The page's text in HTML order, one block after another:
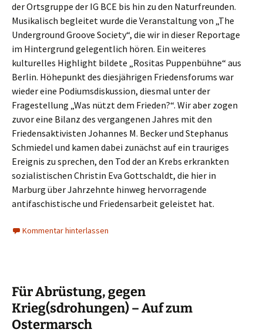
der Ortsgruppe der IG BCE bis hin zu den Naturfreunden.
Musikalisch begleitet wurde die Veranstaltung von „The
Underground Groove Society“, die wir in dieser Reportage
im Hintergrund gelegentlich hören. Ein weiteres
kulturelles Highlight bildete „Rositas Puppenbühne“ aus
Berlin. Höhepunkt des diesjährigen Friedensforums war
wieder eine Podiumsdiskussion, diesmal unter der
Fragestellung „Was nützt dem Frieden?“. Wir aber zogen
zuvor eine Bilanz des vergangenen Jahres mit den
Friedensaktivisten Johannes M. Becker und Stephanus
Schmiedel und kamen dabei zunächst auf ein trauriges
Ereignis zu sprechen, den Tod der an Krebs erkrankten
sozialistischen Christin Eva Gottschaldt, die hier in
Marburg über Jahrzehnte hinweg hervorragende
antifaschistische und Friedensarbeit geleistet hat.
Kommentar hinterlassen
Für Abrüstung, gegen
Krieg(sdrohungen) – Auf zum
Ostermarsch